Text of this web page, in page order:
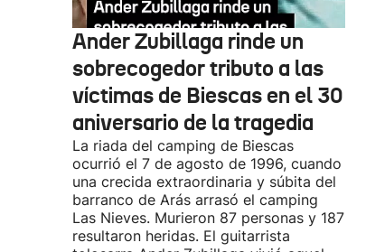
Ander Zubillaga rinde un
sobrecogedor tributo a las
víctimas de Biescas en el 30
aniversario de la tragedia
La riada del camping de Biescas
ocurrió el 7 de agosto de 1996, cuando
una crecida extraordinaria y súbita del
barranco de Arás arrasó el camping
Las Nieves. Murieron 87 personas y 187
resultaron heridas. El guitarrista